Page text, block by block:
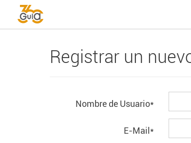
Registrar un
Nombre de Usuario*
E-Mail*